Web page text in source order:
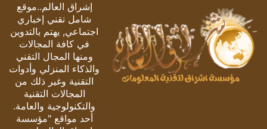
إشراق العالم..موقع
شامل تقني إخباري
اجتماعي, يهتم بالتدوين
في كافة المجالات
ومنها المجال التقني
والذكاء المنزلي وأدوات
التقنية وغير ذلك من
المجالات التقنية
والتكنولوجية والعامة.
أحد مواقع "مؤسسة